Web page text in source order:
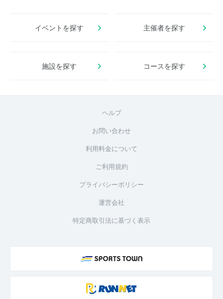
イベントを探す 主催者を探す
施設を探す コースを探す
ヘルプ
お問い合わせ
利用料金について
ご利用規約
プライバシーポリシー
運営会社
特定商取引法に基づく表示